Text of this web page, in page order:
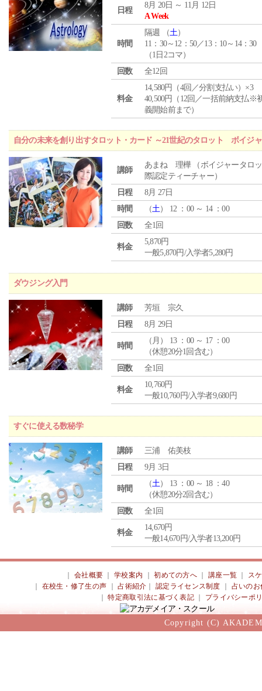
日程
8月 20日 ～ 11月 12日
A Week
時間
隔週 （土）
11：30～12：50／13：10～14：30
（1日2コマ）
回数
全12回
料金
14,580円（4回／分割支払い）×3
40,500円（12回／一括前納支払※
義開始前まで）
自分の未来を創り出すタロット・カード ～21世紀のタロット ボイジ
講師
あまね 理樺 （ボイジャータロ
際認定ティーチャー）
日程
8月 27日
時間
（土） 12 ：00 ～ 14 ：00
回数
全1回
料金
5,870円
一般5,870円/入学者5,280円
ダウジング入門
講師
芳垣 宗久
日程
8月 29日
時間
（ 月 ） 13 ：00 ～ 17 ：00
（休憩20分1回含む）
回数
全1回
料金
10,760円
一般10,760円/入学者9,680円
すぐに使える数秘学
講師
三浦 佑美枝
日程
9月 3日
時間
（土） 13 ：00 ～ 18 ：40
（休憩20分2回含む）
回数
全1回
料金
14,670円
一般14,670円/入学者13,200円
会社概要 ｜学校案内 ｜初めての方へ 講座一覧
ス
在校生・修了生の声 ｜占術紹介 ｜認定ライセンス制度
占いのお
｜特定商取引法に基づく表記 プライバシーポ
Copyright (C)